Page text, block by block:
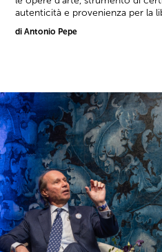
autenticità e provenienza per la
di Antonio Pepe